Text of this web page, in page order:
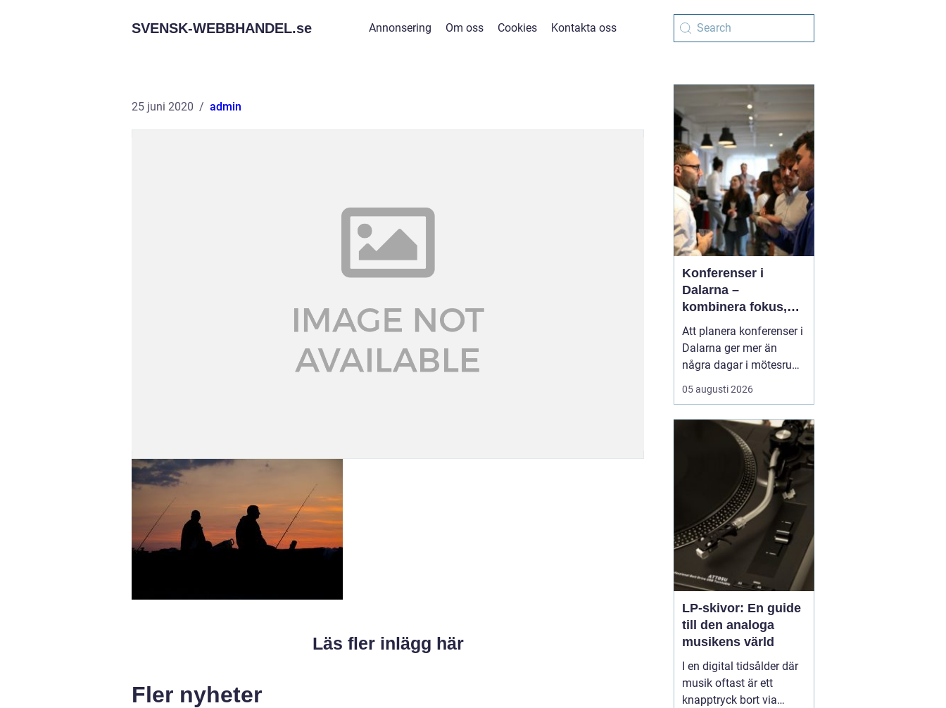
SVENSK-WEBBHANDEL.se Annonsering Om oss Cookies Kontakta oss
25 juni 2020 admin
Läs fler inlägg här
Fler nyheter
Konferenser i
Dalarna –
kombinera fokus,
natur och starka
gruppmöten
Att planera konferenser i
Dalarna ger mer än
några dagar i mötesrum.
Många företag söker
miljöer som stärker
och arbetsglädje, och
där är Dalarnas
kombination av kultur, ...
05 augusti 2026
LP-skivor: En guide
till den analoga
musikens värld
I en digital tidsålder där
musik oftast är ett
knapptryck bort via